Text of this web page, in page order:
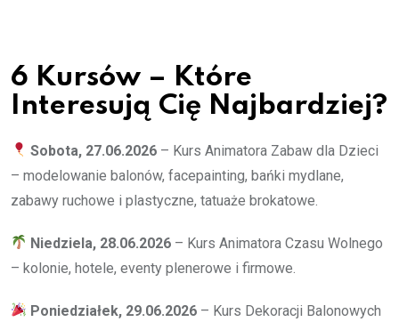
6 Kursów – Które
Interesują Cię Najbardziej?
Sobota, 27.06.2026 – Kurs Animatora Zabaw dla Dzieci
– modelowanie balonów, facepainting, bańki mydlane,
zabawy ruchowe i plastyczne, tatuaże brokatowe.
Niedziela, 28.06.2026 – Kurs Animatora Czasu Wolnego
– kolonie, hotele, eventy plenerowe i firmowe.
Poniedziałek, 29.06.2026 – Kurs Dekoracji Balonowych